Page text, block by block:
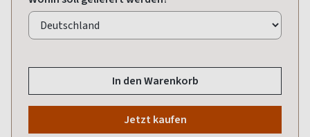
In den Warenkorb
Jetzt kaufen